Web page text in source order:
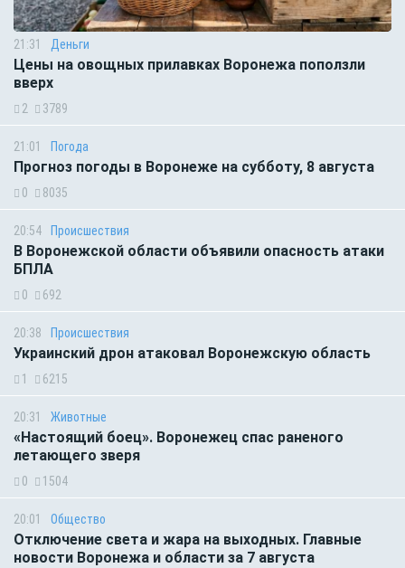
21:31 Деньги
Цены на овощных прилавках Воронежа поползли
вверх
2 3789
21:01 Погода
Прогноз погоды в Воронеже на субботу, 8 августа
0 8035
20:54 Происшествия
В Воронежской области объявили опасность атаки
БПЛА
0 692
20:38 Происшествия
Украинский дрон атаковал Воронежскую область
1 6215
20:31 Животные
«Настоящий боец». Воронежец спас раненого
летающего зверя
0 1504
20:01 Общество
Отключение света и жара на выходных. Главные
новости Воронежа и области за 7 августа